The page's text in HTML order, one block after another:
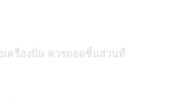
ครื่องปั่น ควรถอดชิ้นส่วนที่